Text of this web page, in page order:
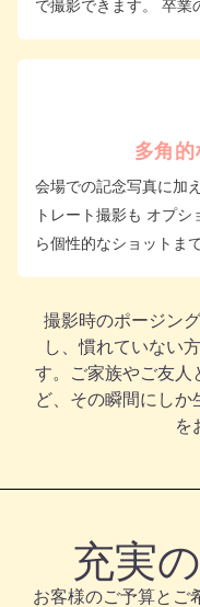
で撮影できます。 卒業
多角的
会場での記念写真に加
トレート撮影も オプ
ら個性的なショットま
撮影時のポージン
し、慣れていない
す。ご家族やご友人
ど、その瞬間にしか
を
充実
お客様のご予算とご